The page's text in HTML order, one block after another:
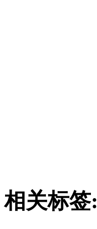
相关标签: